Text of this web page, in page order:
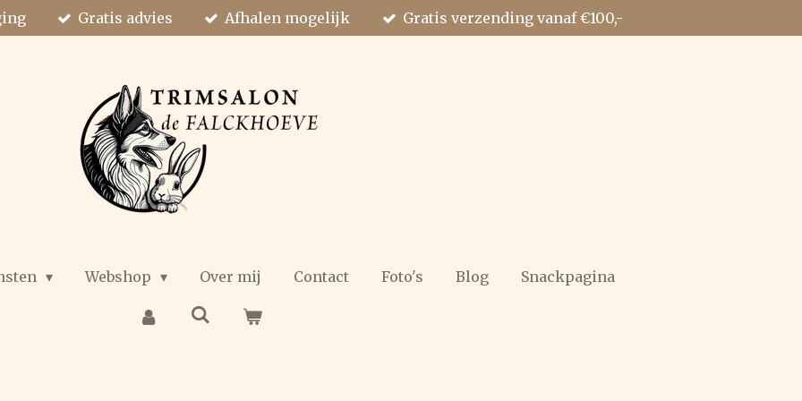
Gratis advies Afhalen mogelijk Gratis verzending vanaf €100,-
Webshop Over mij Contact Foto's Blog Snackpagina